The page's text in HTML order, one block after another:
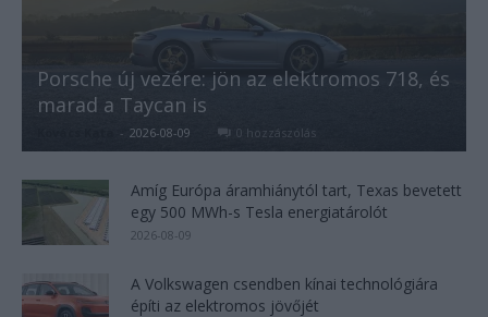
Porsche új vezére: jön az elektromos 718, és
marad a Taycan is
- 2026-08-09 0 hozzászólás
Amíg Európa áramhiánytól tart, Texas bevetett
egy 500 MWh-s Tesla energiatárolót
2026-08-09
A Volkswagen csendben kínai technológiára
építi az elektromos jövőjét